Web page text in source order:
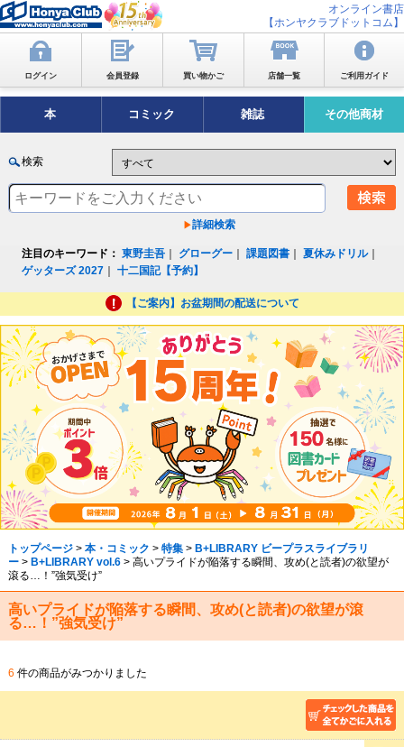
オンライン書店
【ホンヤクラブドットコム】
ログイン 会員登録 買い物かご 店舗一覧 ご利用ガイド
本 コミック 雑誌 その他商材
検索
詳細検索
注目のキーワード： 東野圭吾 グローグー ｜課題図書 ｜夏休みドリル｜
ゲッターズ 2027 ｜十二国記【予約】
【ご案内】お盆期間の配送について
トップページ> 本・コミック > 特集> B+LIBRARY ビープラスライブラリ
ー> B+LIBRARY vol.6> 高いプライドが陥落する瞬間、攻め(と読者)の欲望が
滾る…！”強気受け”
高いプライドが陥落する瞬間、攻め(と読者)の欲望が滾
る…！”強気受け”
6 件の商品がみつかりました